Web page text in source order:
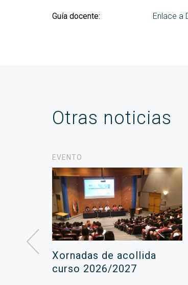
Guía docente: Enlace a
Otras noticias
EVENTO
Xornadas de acollida
curso 2026/2027